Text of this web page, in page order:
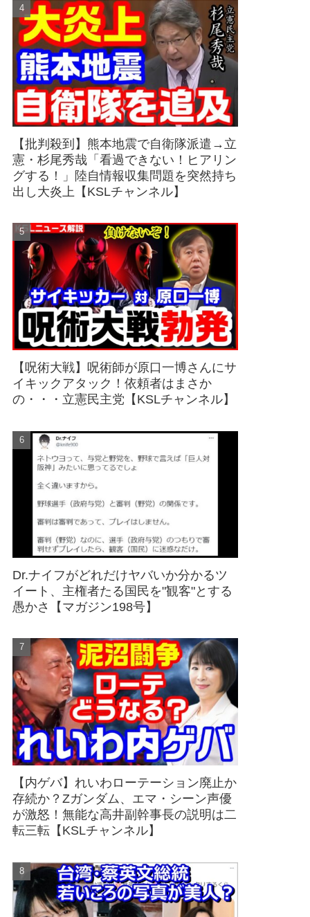
【批判殺到】熊本地震で自衛隊派遣→立
憲・杉尾秀哉「看過できない！ヒアリン
グする！」陸自情報収集問題を突然持ち
出し大炎上【KSLチャンネル】
【呪術大戦】呪術師が原口一博さんにサ
イキックアタック！依頼者はまさか
の・・・立憲民主党【KSLチャンネル】
Dr.ナイフがどれだけヤバいか分かるツ
イート、主権者たる国民を"観客"とする
愚かさ【マガジン198号】
【内ゲバ】れいわローテーション廃止か
存続か？Zガンダム、エマ・シーン声優
が激怒！無能な高井副幹事長の説明は二
転三転【KSLチャンネル】